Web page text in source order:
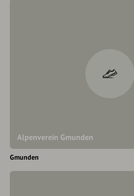
Alpenverein Gmunden
Gmunden